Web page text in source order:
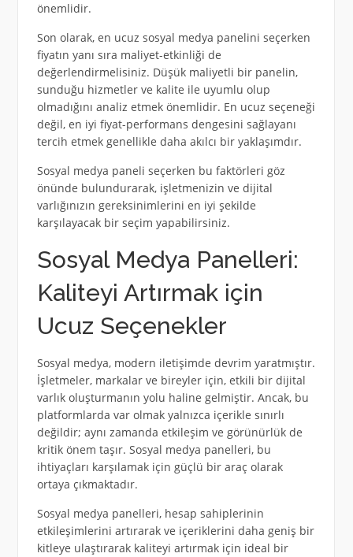
önemlidir.
Son olarak, en ucuz sosyal medya panelini seçerken
fiyatın yanı sıra maliyet-etkinliği de
değerlendirmelisiniz. Düşük maliyetli bir panelin,
sunduğu hizmetler ve kalite ile uyumlu olup
olmadığını analiz etmek önemlidir. En ucuz seçeneği
değil, en iyi fiyat-performans dengesini sağlayanı
tercih etmek genellikle daha akılcı bir yaklaşımdır.
Sosyal medya paneli seçerken bu faktörleri göz
önünde bulundurarak, işletmenizin ve dijital
varlığınızın gereksinimlerini en iyi şekilde
karşılayacak bir seçim yapabilirsiniz.
Sosyal Medya Panelleri:
Kaliteyi Artırmak için
Ucuz Seçenekler
Sosyal medya, modern iletişimde devrim yaratmıştır.
İşletmeler, markalar ve bireyler için, etkili bir dijital
varlık oluşturmanın yolu haline gelmiştir. Ancak, bu
platformlarda var olmak yalnızca içerikle sınırlı
değildir; aynı zamanda etkileşim ve görünürlük de
kritik önem taşır. Sosyal medya panelleri, bu
ihtiyaçları karşılamak için güçlü bir araç olarak
ortaya çıkmaktadır.
Sosyal medya panelleri, hesap sahiplerinin
etkileşimlerini artırarak ve içeriklerini daha geniş bir
kitleye ulaştırarak kaliteyi artırmak için ideal bir